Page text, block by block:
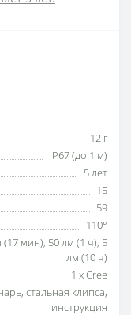
12 г
IP67 (до 1 м)
5 лет
15
59
110°
(17 мин), 50 лм (1 ч), 5
лм (10 ч)
1 х Cree
стальная клипса,
инструкция